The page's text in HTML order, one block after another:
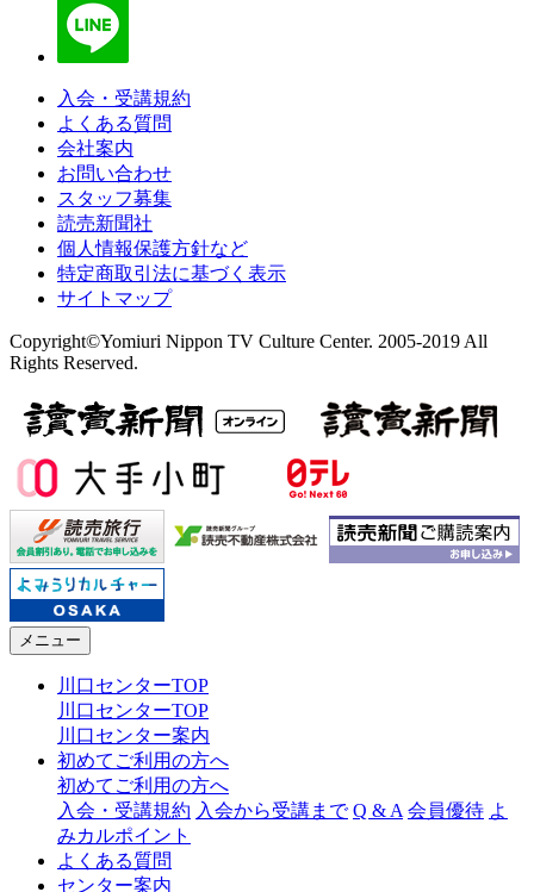
入会・受講規約
よくある質問
会社案内
お問い合わせ
スタッフ募集
読売新聞社
個人情報保護方針など
特定商取引法に基づく表示
サイトマップ
Copyright©Yomiuri Nippon TV Culture Center. 2005-2019 All
Rights Reserved.
メニュー
川口センターTOP
川口センターTOP
川口センター案内
初めてご利用の方へ
初めてご利用の方へ
入会・受講規約 入会から受講まで Q & A 会員優待 よ
みカルポイント
よくある質問
センター案内